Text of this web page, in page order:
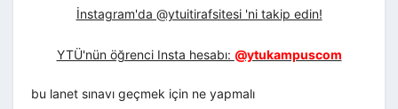
İnstagram'da @ytuitirafsitesi 'ni takip edin!
YTÜ'nün öğrenci Insta hesabı: @ytukampuscom
bu lanet sınavı geçmek için ne yapmalı